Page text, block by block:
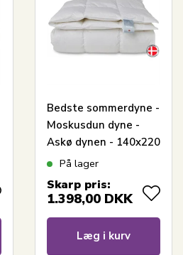
Bedste sommerdyne -
Moskusdun dyne -
Askø dynen - 140x220
cm - Quilts Of
På lager
Skarp pris:
1.398,00 DKK
Læg i kurv